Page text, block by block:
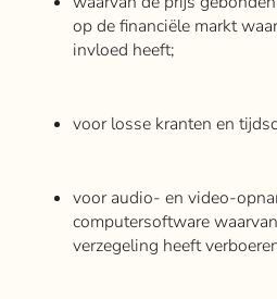
op de financiële markt
invloed heeft;
voor losse kranten en
voor audio- en video-
computersoftware
verzegeling heeft